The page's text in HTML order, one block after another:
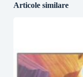
Articole similare